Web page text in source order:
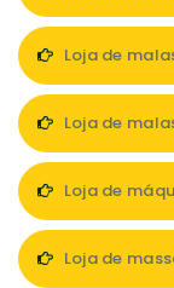
Loja de
Loja de
Loja de
Loja de